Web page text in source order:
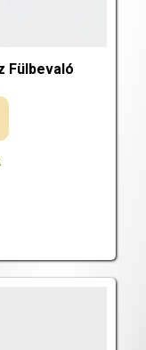
Fülbevaló